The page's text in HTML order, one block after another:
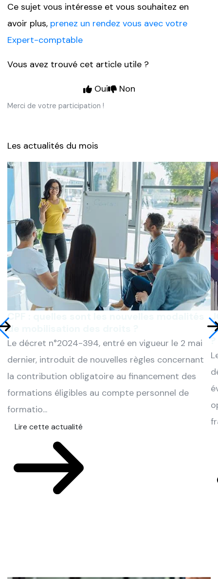
Ce sujet vous intéresse et vous souhaitez en
avoir plus, prenez un rendez vous avec votre
Expert-comptable
Vous avez trouvé cet article utile ?
Oui Non
Merci de votre participation !
Les actualités du mois
CPF : quelles sont les nouvelles modalités
de mobilisation des droits ?
Le décret n°2024-394, entré en vigueur le 2 mai
dernier, introduit de nouvelles règles concernant
la contribution obligatoire au financement des
formations éligibles au compte personnel de
formatio...
Lire cette actualité
?